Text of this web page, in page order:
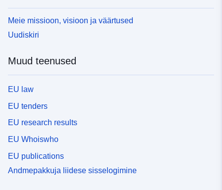
Meie missioon, visioon ja väärtused
Uudiskiri
Muud teenused
EU law
EU tenders
EU research results
EU Whoiswho
EU publications
Andmepakkuja liidese sisselogimine